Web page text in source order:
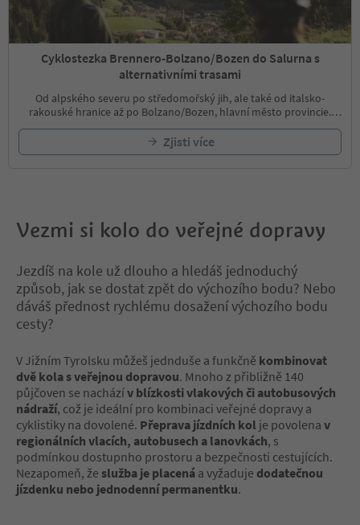
Cyklostezka Brennero-Bolzano/Bozen do Salurna s
alternativními trasami
Od alpského severu po středomořský jih, ale také od italsko-
rakouské hranice až po Bolzano/Bozen, hlavní město provincie.
oblastmi v několika etapách, protože města podél trasy rozhodně
stojí za návštěvu.
Zjisti více
Vezmi si kolo do veřejné dopravy
Jezdíš na kole už dlouho a hledáš jednoduchý
způsob, jak se dostat zpět do výchozího bodu? Nebo
dáváš přednost rychlému dosažení výchozího bodu
cesty?
V Jižním Tyrolsku můžeš jednduše a funkčně kombinovat
dvě kola s veřejnou dopravou. Mnoho z přibližně 140
půjčoven se nacházív blízkosti vlakových či autobusových
nádraží, což je ideální pro kombinaci veřejné dopravy a
cyklistiky na dovolené. Přeprava jízdních kol je povolena v
regionálních vlacích, autobusech a lanovkách, s
podmínkou dostupnho prostoru a bezpečnosti cestujících.
Nezapomeň, že služba je placená a vyžaduje dodatečnou
jízdenku nebo jednodenní permanentku.